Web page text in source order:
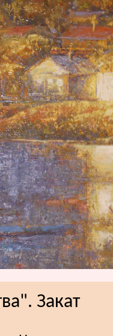
Закат